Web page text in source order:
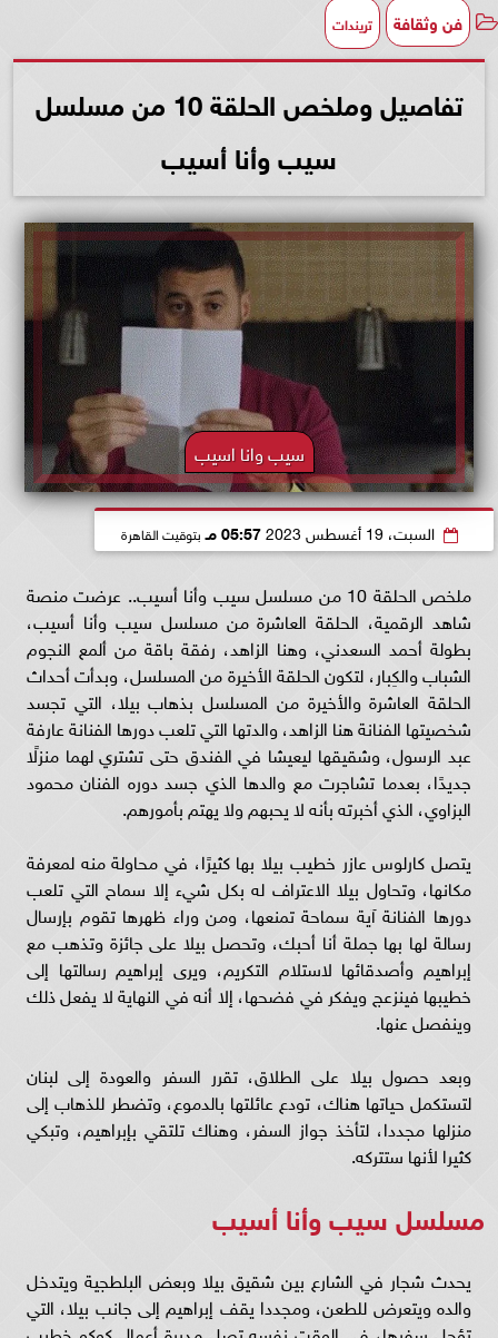
فن وثقافة تريندات
تفاصيل وملخص الحلقة 10 من مسلسل
سيب وأنا أسيب
سيب وانا اسيب
السبت، 19 أغسطس 2023 05:57 مـ بتوقيت القاهرة
ملخص الحلقة 10 من مسلسل سيب وأنا أسيب.. عرضت منصة
شاهد الرقمية، الحلقة العاشرة من مسلسل سيب وأنا أسيب،
بطولة أحمد السعدني، وهنا الزاهد، رفقة باقة من ألمع النجوم
الشباب والكِبار، لتكون الحلقة الأخيرة من المسلسل، وبدأت أحداث
الحلقة العاشرة والأخيرة من المسلسل بذهاب بيلا، التي تجسد
شخصيتها الفنانة هنا الزاهد، والدتها التي تلعب دورها الفنانة عارفة
عبد الرسول، وشقيقها ليعيشا في الفندق حتى تشتري لهما منزلًا
جديدًا، بعدما تشاجرت مع والدها الذي جسد دوره الفنان محمود
البزاوي، الذي أخبرته بأنه لا يحبهم ولا يهتم بأمورهم.
يتصل كارلوس عازر خطيب بيلا بها كثيرًا، في محاولة منه لمعرفة
مكانها، وتحاول بيلا الاعتراف له بكل شيء إلا سماح التي تلعب
دورها الفنانة آية سماحة تمنعها، ومن وراء ظهرها تقوم بإرسال
رسالة لها بها جملة أنا أحبك، وتحصل بيلا على جائزة وتذهب مع
إبراهيم وأصدقائها لاستلام التكريم، ويرى إبراهيم رسالتها إلى
خطيبها فينزعج ويفكر في فضحها، إلا أنه في النهاية لا يفعل ذلك
وينفصل عنها.
وبعد حصول بيلا على الطلاق، تقرر السفر والعودة إلى لبنان
لتستكمل حياتها هناك، تودع عائلتها بالدموع، وتضطر للذهاب إلى
منزلها مجددا، لتأخذ جواز السفر، وهناك تلتقي بإبراهيم، وتبكي
كثيرا لأنها ستتركه.
مسلسل سيب وأنا أسيب
يحدث شجار في الشارع بين شقيق بيلا وبعض البلطجية ويتدخل
والده ويتعرض للطعن، ومجددا يقف إبراهيم إلى جانب بيلا، التي